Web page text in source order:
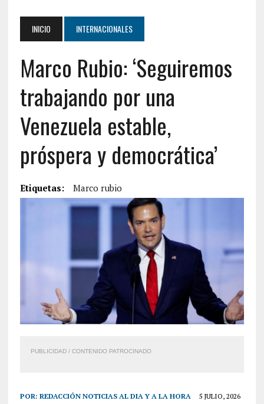
INICIO INTERNACIONALES
Marco Rubio: ‘Seguiremos
trabajando por una
Venezuela estable,
próspera y democrática’
Etiquetas: Marco rubio
PUBLICIDAD / CONTENIDO PATROCINADO
POR: REDACCIÓN NOTICIAS AL DIA Y A LA HORA 5 JULIO, 2026